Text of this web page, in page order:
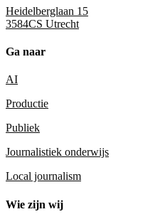
Heidelberglaan 15
3584CS Utrecht
Ga naar
AI
Productie
Publiek
Journalistiek onderwijs
Local journalism
Wie zijn wij